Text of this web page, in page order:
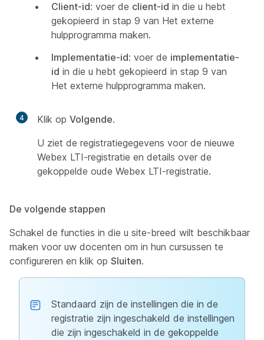
Client-id: voer de client-id in die u hebt
gekopieerd in stap 9 van Het externe
hulpprogramma maken.
Implementatie-id: voer de implementatie-
id in die u hebt gekopieerd in stap 9 van
Het externe hulpprogramma maken.
4 Klik op Volgende.
U ziet de registratiegegevens voor de nieuwe
Webex LTI-registratie en details over de
gekoppelde oude Webex LTI-registratie.
De volgende stappen
Schakel de functies in die u site-breed wilt beschikbaar
maken voor uw docenten om in hun cursussen te
configureren en klik op Sluiten.
Standaard zijn de instellingen die in de
registratie zijn ingeschakeld de instellingen
die zijn ingeschakeld in de gekoppelde